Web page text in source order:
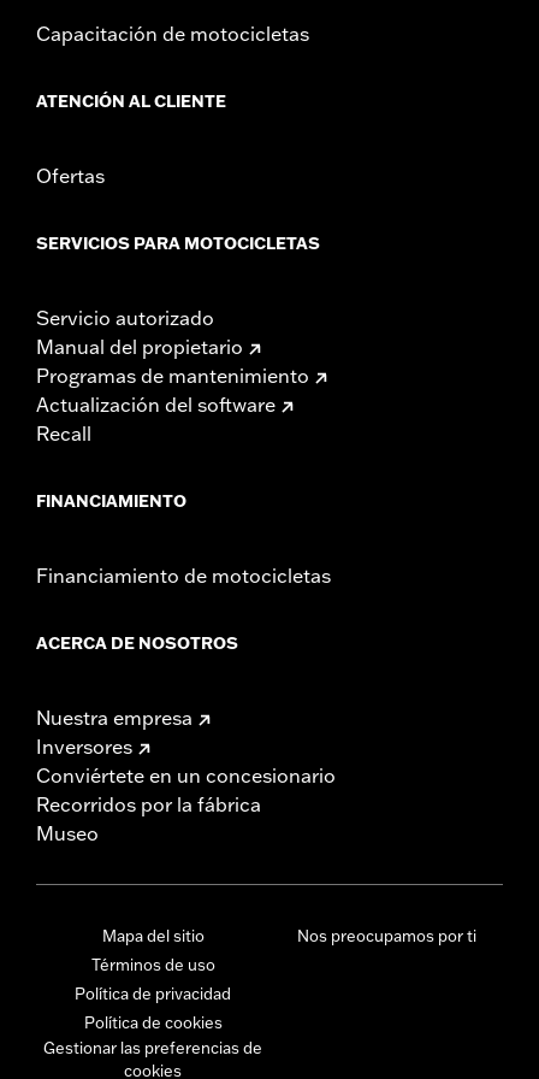
Capacitación de motocicletas
ATENCIÓN AL CLIENTE
Ofertas
SERVICIOS PARA MOTOCICLETAS
Servicio autorizado
Manual del propietario
Programas de mantenimiento
Actualización del software
Recall
FINANCIAMIENTO
Financiamiento de motocicletas
ACERCA DE NOSOTROS
Nuestra empresa
Inversores
Conviértete en un concesionario
Recorridos por la fábrica
Museo
Mapa del sitio
Términos de uso
Política de privacidad
Política de cookies
Gestionar las preferencias de
cookies
Nos preocupamos por ti